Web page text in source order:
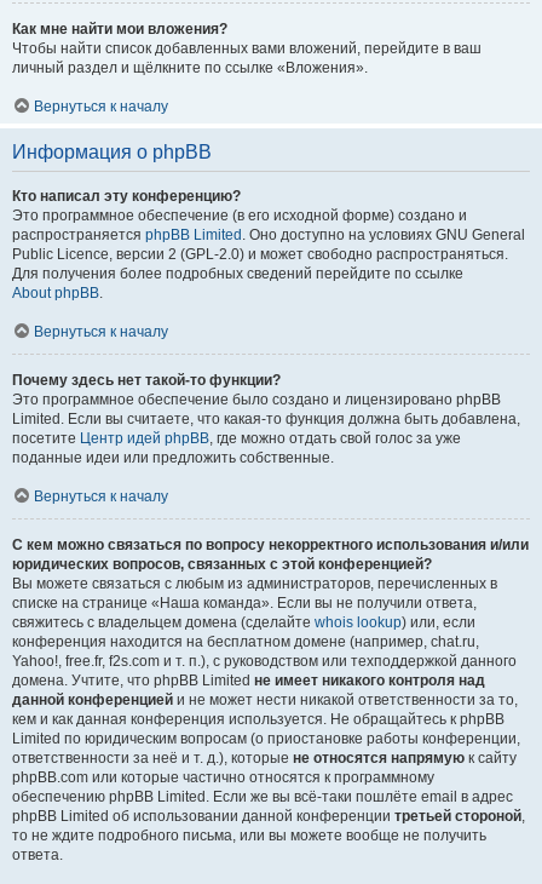
Как мне найти мои вложения?
Чтобы найти список добавленных вами вложений, перейдите в ваш
личный раздел и щёлкните по ссылке «Вложения».
Вернуться к началу
Информация о phpBB
Кто написал эту конференцию?
Это программное обеспечение (в его исходной форме) создано и
распространяется phpBB Limited . Оно доступно на условиях GNU General
Public Licence, версии 2 (GPL-2.0) и может свободно распространяться.
Для получения более подробных сведений перейдите по ссылке
About phpBB.
Вернуться к началу
Почему здесь нет такой-то функции?
Это программное обеспечение было создано и лицензировано phpBB
Limited. Если вы считаете, что какая-то функция должна быть добавлена,
посетите Центр идей phpBB, где можно отдать свой голос за уже
поданные идеи или предложить собственные.
Вернуться к началу
С кем можно связаться по вопросу некорректного использования и/или
юридических вопросов, связанных с этой конференцией?
Вы можете связаться с любым из администраторов, перечисленных в
списке на странице «Наша команда». Если вы не получили ответа,
свяжитесь с владельцем домена (сделайте whois lookup) или, если
конференция находится на бесплатном домене (например, chat.ru,
Yahoo!, free.fr, f2s.com и т. п.), с руководством или техподдержкой данного
домена. Учтите, что phpBB Limited не имеет никакого контроля над
данной конференцией и не может нести никакой ответственности за то,
кем и как данная конференция используется. Не обращайтесь к phpBB
Limited по юридическим вопросам (о приостановке работы конференции,
ответственности за неё и т. д.), которые не относятся напрямую к сайту
phpBB.com или которые частично относятся к программному
обеспечению phpBB Limited. Если же вы всё-таки пошлёте email в адрес
phpBB Limited об использовании данной конференции третьей стороной,
то не ждите подробного письма, или вы можете вообще не получить
ответа.